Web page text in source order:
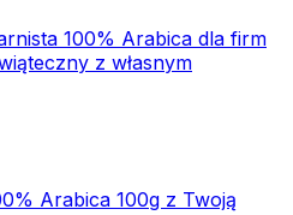
100% Arabica dla firm
z własnym
Arabica 100g z Twoją